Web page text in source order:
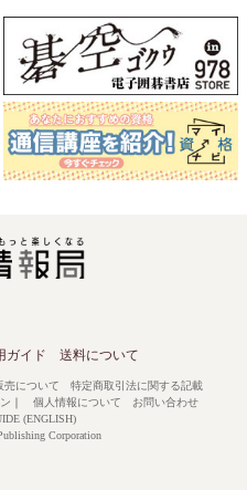
ガイド 送料について
売について
特定商取引法に関する記載
｜ 個人情報について
お問い合わせ
(ENGLISH)
Corporation